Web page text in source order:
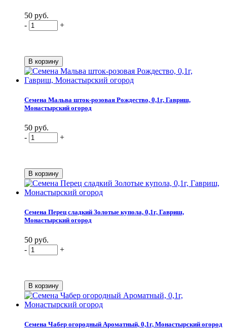
50 руб.
-
+
Семена Мальва шток-розовая Рождество, 0,1г, Гавриш,
Монастырский огород
50 руб.
-
+
Семена Перец сладкий Золотые купола, 0,1г, Гавриш,
Монастырский огород
50 руб.
-
+
Семена Чабер огородный Ароматный, 0,1г, Монастырский огород